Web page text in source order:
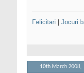
Felicitari Jocuri
10th March 2008,